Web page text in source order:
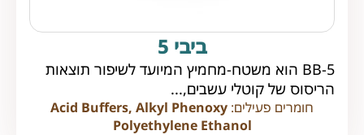
ביבי 5
BB-5 הוא משטח-מחמיץ המיועד לשיפור תוצאות
הריסוס של קוטלי עשבים,...
חומרים פעילים: Acid Buffers, Alkyl Phenoxy
Polyethylene Ethanol